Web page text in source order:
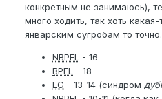
конкретным не занимаюсь),
много ходить, так хоть какая-
январским сугробам то точно.
NBPEL
- 16
BPEL
- 18
EG - 13-14 (синдром